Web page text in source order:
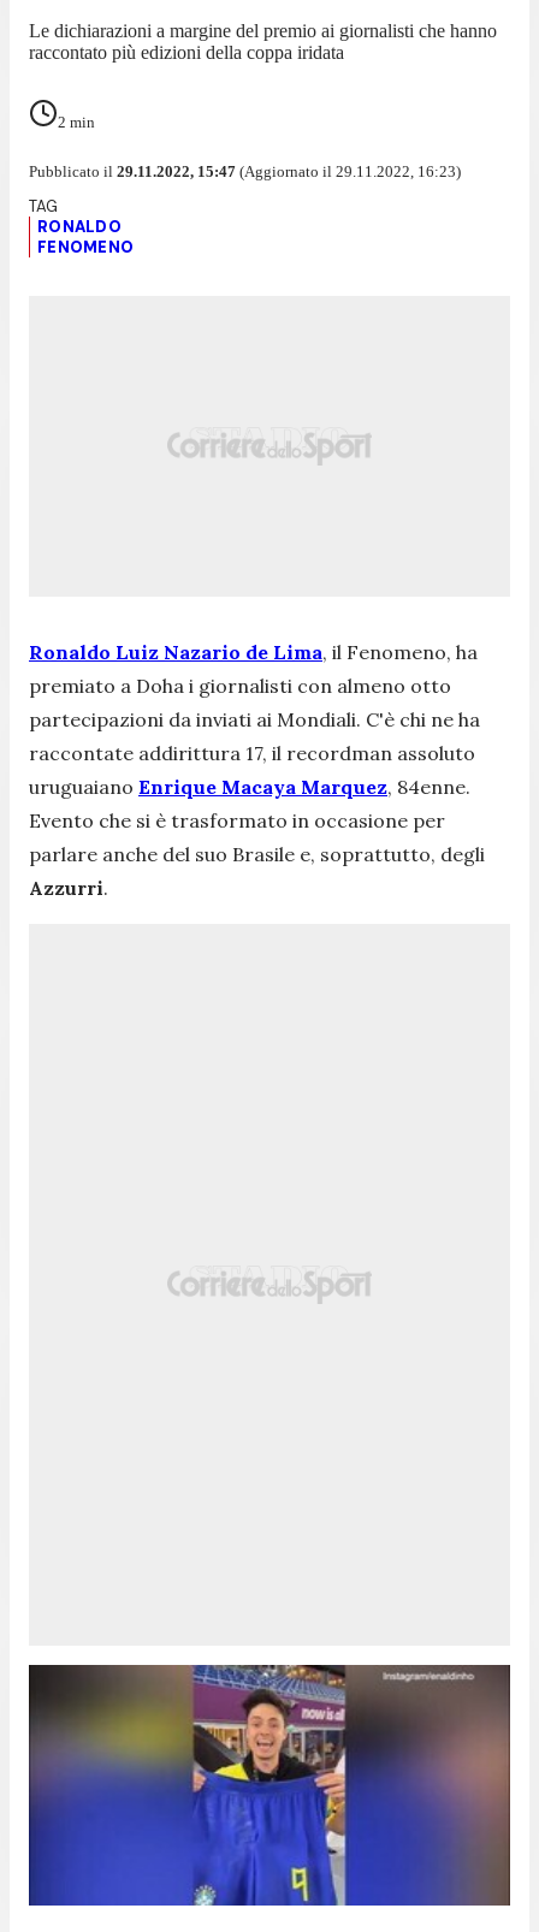
Le dichiarazioni a margine del premio ai giornalisti che hanno
raccontato più edizioni della coppa iridata
2 min
Pubblicato il 29.11.2022, 15:47 (Aggiornato il 29.11.2022, 16:23)
RONALDO
FENOMENO
Ronaldo Luiz Nazario de Lima, il Fenomeno, ha
premiato a Doha i giornalisti con almeno otto
partecipazioni da inviati ai Mondiali. C'è chi ne ha
raccontate addirittura 17, il recordman assoluto
uruguaiano Enrique Macaya Marquez, 84enne.
Evento che si è trasformato in occasione per
parlare anche del suo Brasile e, soprattutto, degli
Azzurri.